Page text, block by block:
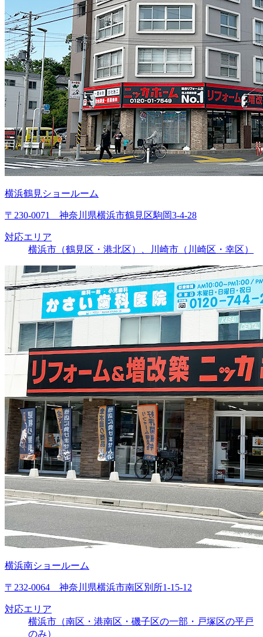
横浜鶴見ショールーム
〒230-0071 神奈川県横浜市鶴見区駒岡3-4-28
対応エリア
横浜市（鶴見区・港北区）、川崎市（川崎区・幸区）
横浜南ショールーム
〒232-0064 神奈川県横浜市南区別所1-15-12
対応エリア
横浜市（南区・港南区・磯子区の一部・戸塚区の平戸
のみ）